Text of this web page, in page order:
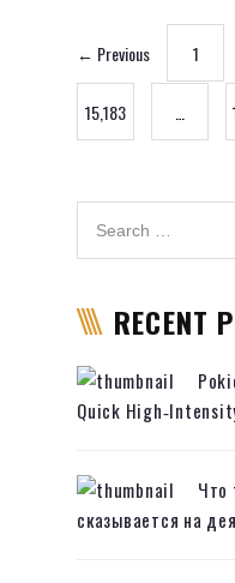
← Previous 1
15,183
RECENT
Quick
Что
сказывается на